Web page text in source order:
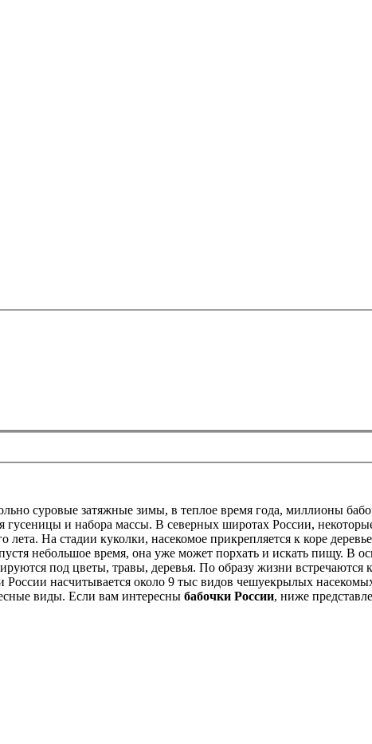
суровые затяжные зимы, в теплое время года, миллионы
и набора массы. В северных широтах России,
На стадии куколки, насекомое прикрепляется к коре
небольшое время, она уже может порхать и искать пищу. В
под цветы, травы, деревья. По образу жизни
насчитывается около 9 тыс видов чешуекрылых
виды. Если вам интересны бабочки России, ниже